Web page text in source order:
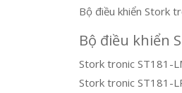
Bộ điều khiển Stork
Bộ điều khiển
Stork tronic ST181-
Stork tronic ST181-